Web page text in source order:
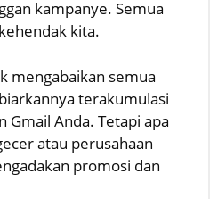
kampanye. Semua
kita.
mengabaikan semua
terakumulasi
Gmail Anda. Tetapi apa
atau perusahaan
promosi dan